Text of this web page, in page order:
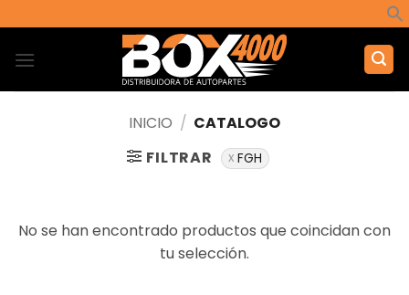
al
contenido
INICIO / CATALOGO
FILTRAR
FGH
No se han encontrado productos que coincidan con
tu selección.